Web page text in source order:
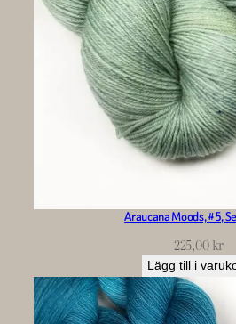
Araucana Moods, #5,
225,00kr
Lägg till i